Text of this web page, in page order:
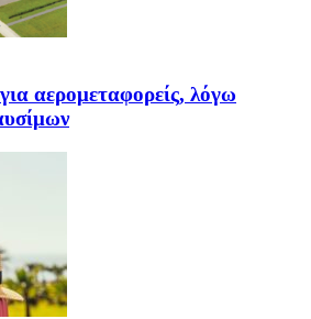
αερομεταφορείς, λόγω